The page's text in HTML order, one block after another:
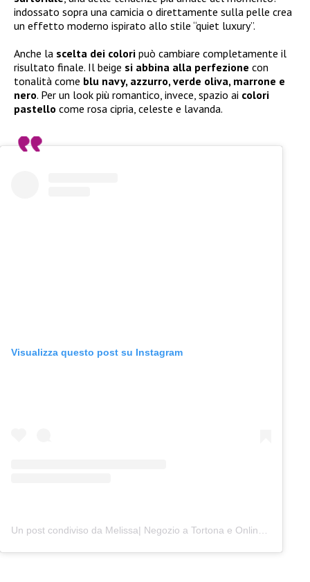
indossato sopra una camicia o direttamente sulla pelle crea
un effetto moderno ispirato allo stile “quiet luxury”.
Anche la scelta dei colori può cambiare completamente il
risultato finale. Il beige si abbina alla perfezione con
tonalità come blu navy, azzurro, verde oliva, marrone e
nero. Per un look più romantico, invece, spazio ai colori
pastello come rosa cipria, celeste e lavanda.
Visualizza questo post su Instagram